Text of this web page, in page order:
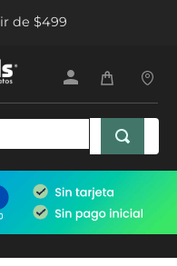
de $499